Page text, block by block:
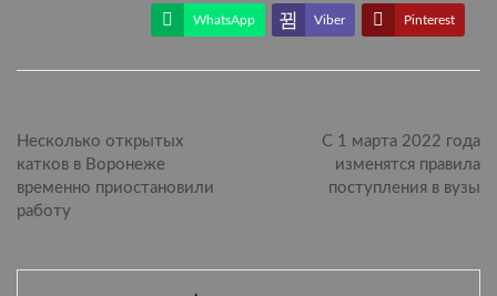
WhatsApp Viber Pinterest
Несколько открытых
катков в Воронеже
временно приостановили
работу
С 1 марта 2022 года
изменятся правила
поступления в вузы